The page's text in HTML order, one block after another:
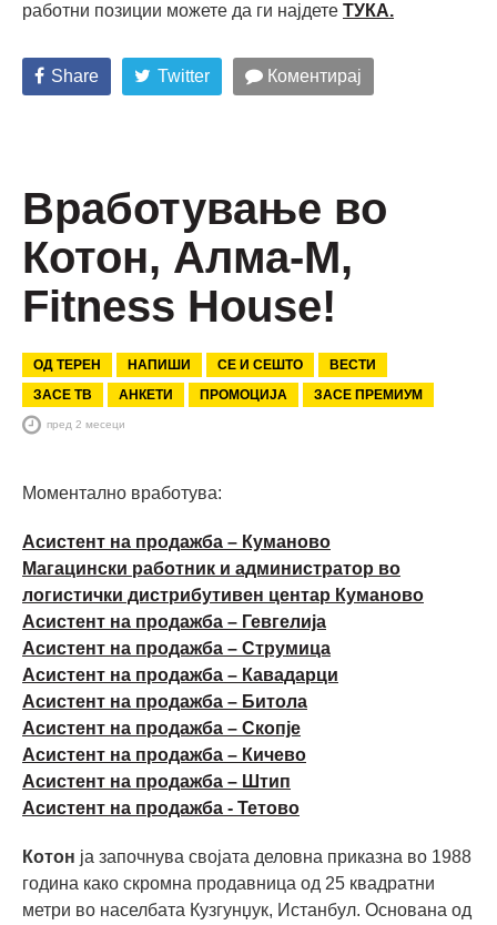
работни позиции можете да ги најдете ТУКА.
Share Twitter Коментирај
Вработување во
Котон, Алма-М,
Fitness House!
ОД ТЕРЕН НАПИШИ СЕ И СЕШТО
ВЕСТИ
ЗАСЕ ТВ
АНКЕТИ ПРОМОЦИЈА ЗАСЕ ПРЕМИУМ
пред 2 месеци
Моментално вработува:
Асистент на продажба – Куманово
Магацински работник и администратор во
логистички дистрибутивен центар Куманово
Асистент на продажба – Гевгелија
Асистент на продажба – Струмица
Асистент на продажба – Кавадарци
Асистент на продажба – Битола
Асистент на продажба – Скопје
Асистент на продажба – Кичево
Асистент на продажба – Штип
Асистент на продажба - Тетово
Котон ја започнува својата деловна приказна во 1988
година како скромна продавница од 25 квадратни
метри во населбата Кузгунџук, Истанбул. Основана од